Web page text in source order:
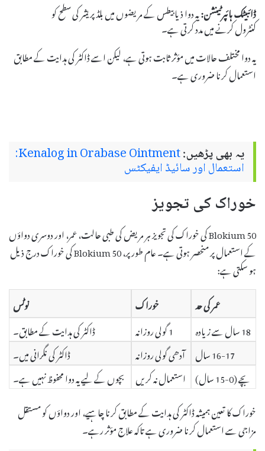
ڈائبیٹک ہائپرٹینشن:یہ دوا ذیابیطس کے مریضوں میں بلڈ پریشر کی سطح کو
کنٹرول کرنے میں مدد کرتی ہے۔
یہ دوا مختلف حالات میں مؤثر ثابت ہوتی ہے، لیکن اسے ڈاکٹر کی ہدایت کے مطابق
استعمال کرنا ضروری ہے۔
یہ بھی پڑھیں: Kenalog in Orabase Ointment:
استعمال اور سائیڈ ایفیکٹس
خوراک کی تجویز
Blokium 50 کی خوراک کی تجویز ہر مریض کی طبی حالت، عمر، اور دوسری دواؤں
کے استعمال پر منحصر ہوتی ہے۔ عام طور پر، Blokium 50 کی خوراک درج ذیل
ہو سکتی ہے:
عمر کی حد
خوراک
نوٹس
18 سال سے زیادہ
1 گولی روزانہ
ڈاکٹر کی ہدایت کے مطابق۔
16-17 سال
آدھی گولی روزانہ
ڈاکٹر کی نگرانی میں۔
بچے (0-15 سال)
استعمال نہ کریں بچوں کے لیے یہ دوا محفوظ نہیں ہے۔
خوراک کا تعین ہمیشہ ڈاکٹر کی ہدایت کے مطابق کرنا چاہیے، اور دواؤں کو مستقل
مزاجی سے استعمال کرنا ضروری ہے تاکہ علاج مؤثر رہے۔